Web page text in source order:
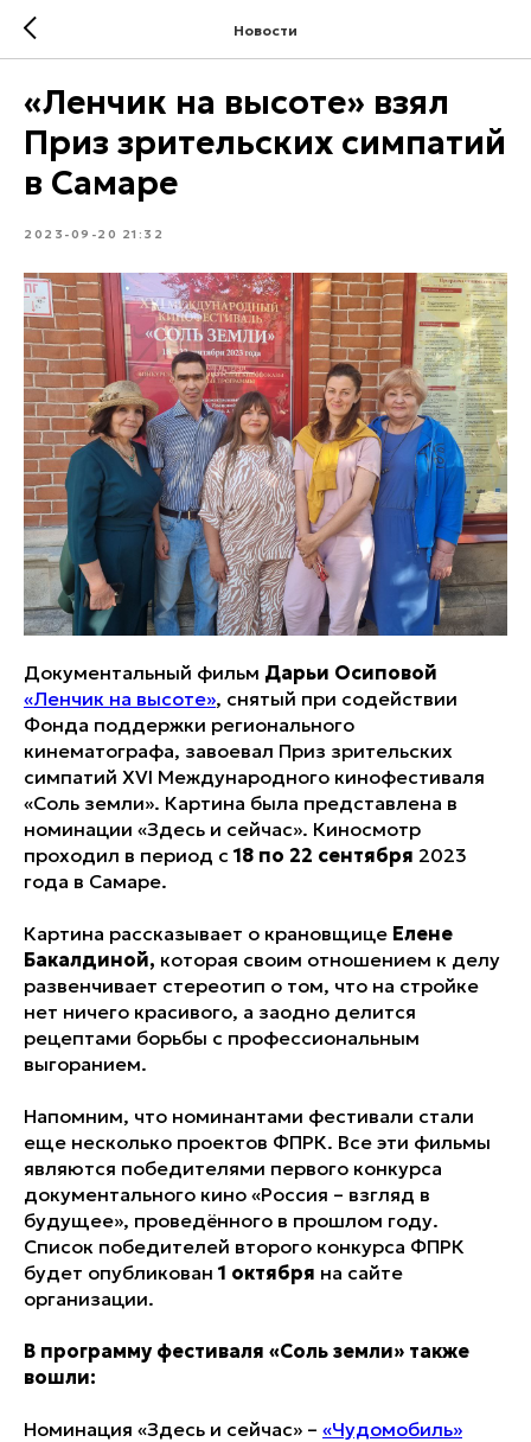
Новости
«Ленчик на высоте» взял
Приз зрительских симпатий
в Самаре
2023-09-20 21:32
Документальный фильм Дарьи Осиповой
«Ленчик на высоте», снятый при содействии
Фонда поддержки регионального
кинематографа, завоевал Приз зрительских
симпатий XVI Международного кинофестиваля
«Соль земли». Картина была представлена в
номинации «Здесь и сейчас». Киносмотр
проходил в период с 18 по 22 сентября 2023
года в Самаре.
Картина рассказывает о крановщице Елене
Бакалдиной, которая своим отношением к делу
развенчивает стереотип о том, что на стройке
нет ничего красивого, а заодно делится
рецептами борьбы с профессиональным
выгоранием.
Напомним, что номинантами фестивали стали
еще несколько проектов ФПРК. Все эти фильмы
являются победителями первого конкурса
документального кино «Россия – взгляд в
будущее», проведённого в прошлом году.
Список победителей второго конкурса ФПРК
будет опубликован 1 октября на сайте
организации.
В программу фестиваля «Соль земли» также
вошли:
Номинация «Здесь и сейчас» – «Чудомобиль»